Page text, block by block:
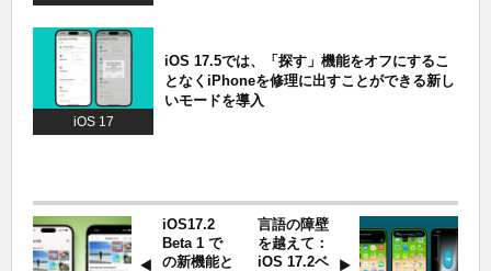
iOS 17
iOS 17.5では、「探す」機能をオフにするこ
となくiPhoneを修理に出すことができる新し
いモードを導入
iOS17.2
Beta 1 で
の新機能と
言語の障壁
を越えて：
iOS 17.2ベ